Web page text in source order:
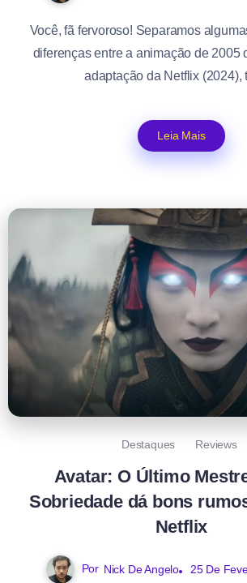
Você, fã fervoroso! Separamos
diferenças entre a animação de 2005
adaptação da Netflix (2024),
Leia Mais
Destaques Reviews
Avatar: O Último
Sobriedade dá bons
Netflix
Por Nick De Angelo 25 De